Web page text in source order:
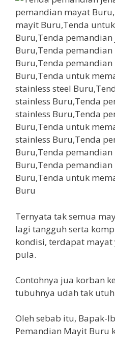
Ternyata tak semua
lagi tangguh serta
kondisi, terdapat
pula.
Contohnya jua korban
tubuhnya udah tak
Oleh sebab itu, Bapak-
Pemandian Mayit Buru